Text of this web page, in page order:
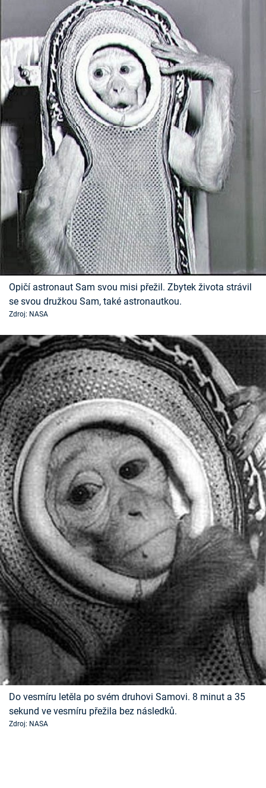
Opičí astronaut Sam svou misi přežil. Zbytek života strávil
se svou družkou Sam, také astronautkou.
Zdroj: NASA
Do vesmíru letěla po svém druhovi Samovi. 8 minut a 35
sekund ve vesmíru přežila bez následků.
Zdroj: NASA